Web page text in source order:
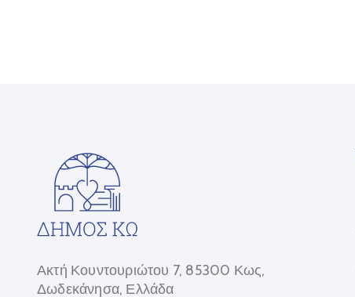
Ακτή Κουντουριώτου 7, 85300 Κως,
Δωδεκάνησα, Ελλάδα